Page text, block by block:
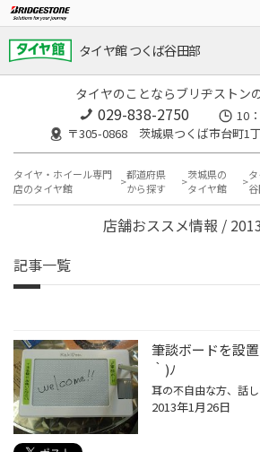
タイヤ館 つくば谷田部
タイヤのことならブリヂストン
029-838-2750
10
〒305-0868 茨城県つくば市台町1
タイヤ・ホイール専門
店のタイヤ館
都道府県
から探す
茨城県の
タイヤ館
店舗おススメ情報 /
記事一覧
筆談ボードを設
｀)ﾉ
2013年1月26日